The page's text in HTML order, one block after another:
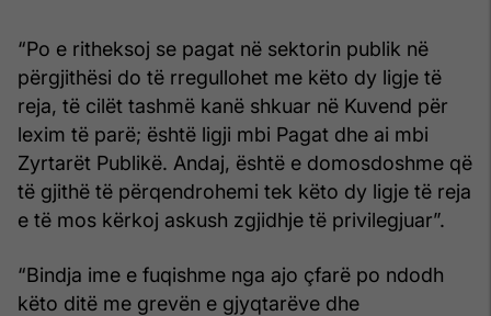
“Po e ritheksoj se pagat në sektorin publik në
përgjithësi do të rregullohet me këto dy ligje të
reja, të cilët tashmë kanë shkuar në Kuvend për
lexim të parë; është ligji mbi Pagat dhe ai mbi
Zyrtarët Publikë. Andaj, është e domosdoshme që
të gjithë të përqendrohemi tek këto dy ligje të reja
e të mos kërkoj askush zgjidhje të privilegjuar”.
“Bindja ime e fuqishme nga ajo çfarë po ndodh
këto ditë me grevën e gjyqtarëve dhe